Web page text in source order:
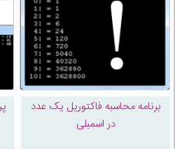
برنامه محاسبه فاکتوریل یک عدد
در اسمبلی